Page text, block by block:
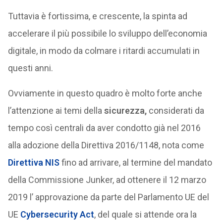
Tuttavia è fortissima, e crescente, la spinta ad
accelerare il più possibile lo sviluppo dell’economia
digitale, in modo da colmare i ritardi accumulati in
questi anni.
Ovviamente in questo quadro è molto forte anche
l’attenzione ai temi della sicurezza,considerati da
tempo così centrali da aver condotto già nel 2016
alla adozione della Direttiva 2016/1148, nota come
Direttiva NISfino ad arrivare, al termine del mandato
della Commissione Junker, ad ottenere il 12 marzo
2019 l’ approvazione da parte del Parlamento UE del
UE Cybersecurity Act, del quale si attende ora la